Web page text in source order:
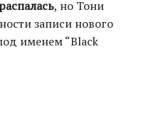
, но Тони
записи нового
именем “Black